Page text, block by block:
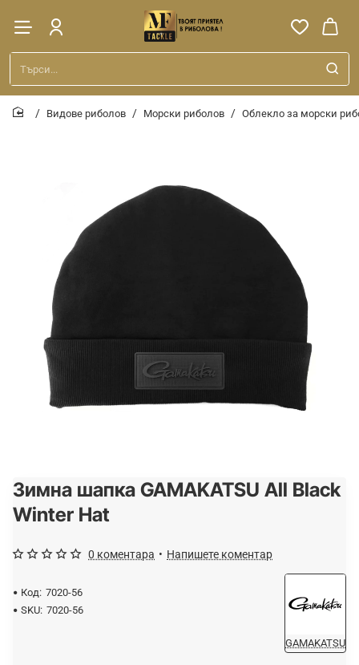
Търси...
Видове риболов Морски риболов Облекло за морски
-20%
Зимна шапка GAMAKATSU All Black
Winter Hat
Код: 7020-56
SKU: 7020-56
GAMAKATSU
0 коментара • Напишете коментар